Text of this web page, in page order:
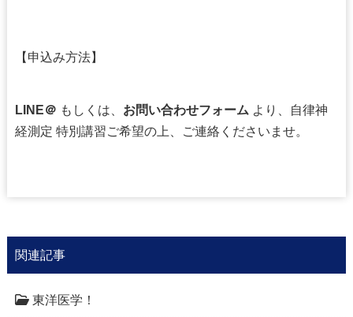
【申込み方法】
LINE＠ もしくは、 お問い合わせフォーム より、自律神
経測定 特別講習ご希望の上、ご連絡くださいませ。
関連記事
東洋医学！